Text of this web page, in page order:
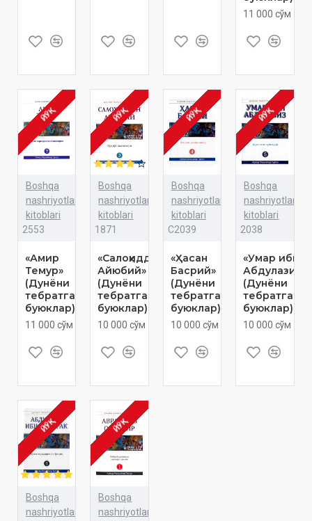
11 000 сўм
ЙЎҚ
Boshqa
nashriyotlar
kitoblari
2553
«Амир
Темур»
(Дунёни
тебратган
буюклар)
11 000 сўм
ЙЎҚ
Boshqa
nashriyotlar
kitoblari
1871
«Салоҳиддин
Айюбий»
(Дунёни
тебратган
буюклар)
10 000 сўм
ЙЎҚ
Boshqa
nashriyotlar
kitoblari
C2039
«Ҳасан
Басрий»
(Дунёни
тебратган
буюклар)
10 000 сўм
ЙЎҚ
Boshqa
nashriyotlar
kitoblari
2038
«Умар ибн
Абдулазиз»
(Дунёни
тебратган
буюклар)
10 000 сўм
ЙЎҚ
Boshqa
nashriyotlar
ЙЎҚ
Boshqa
nashriyotlar